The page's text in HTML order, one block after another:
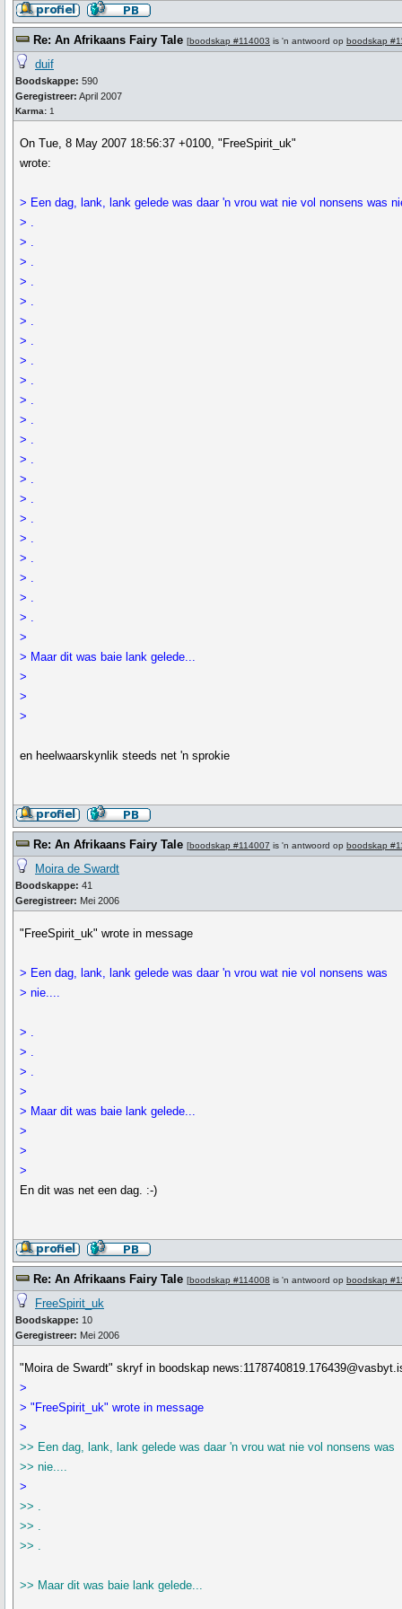
Re: An Afrikaans Fairy Tale [boodskap #114003 is 'n antwoord op boodskap
duif
Boodskappe: 590
Geregistreer: April 2007
Karma: 1
On Tue, 8 May 2007 18:56:37 +0100, "FreeSpirit_uk"
wrote:
> Een dag, lank, lank gelede was daar 'n vrou wat nie vol nonsens was
> .
> .
> .
> .
> .
> .
> .
> .
> .
> .
> .
> .
> .
> .
> .
> .
> .
> .
> .
> .
> .
>
> Maar dit was baie lank gelede...
>
>
>
en heelwaarskynlik steeds net 'n sprokie
Re: An Afrikaans Fairy Tale [boodskap #114007 is 'n antwoord op boodskap
Moira de Swardt
Boodskappe: 41
Geregistreer: Mei 2006
"FreeSpirit_uk" wrote in message
> Een dag, lank, lank gelede was daar 'n vrou wat nie vol nonsens was
> nie....
> .
> .
> .
>
> Maar dit was baie lank gelede...
>
>
>
En dit was net een dag. :-)
Re: An Afrikaans Fairy Tale [boodskap #114008 is 'n antwoord op boodskap
FreeSpirit_uk
Boodskappe: 10
Geregistreer: Mei 2006
"Moira de Swardt" skryf in boodskap
>
> "FreeSpirit_uk" wrote in message
>
>> Een dag, lank, lank gelede was daar 'n vrou wat nie vol nonsens was
>> nie....
>
>> .
>> .
>> .
>> Maar dit was baie lank gelede...